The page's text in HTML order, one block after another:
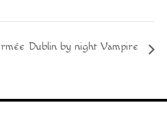
Dublin by night Vampire